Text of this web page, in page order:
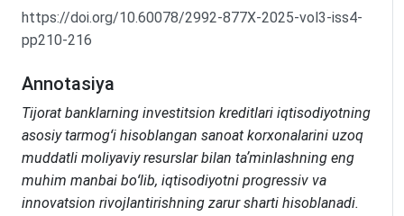
https://doi.org/10.60078/2992-877X-2025-vol3-iss4-
pp210-216
Annotasiya
Tijorat banklarning investitsion kreditlari iqtisodiyotning
asosiy tarmogʻi hisoblangan sanoat korxonalarini uzoq
muddatli moliyaviy resurslar bilan taʼminlashning eng
muhim manbai boʻlib, iqtisodiyotni progressiv va
innovatsion rivojlantirishning zarur sharti hisoblanadi.